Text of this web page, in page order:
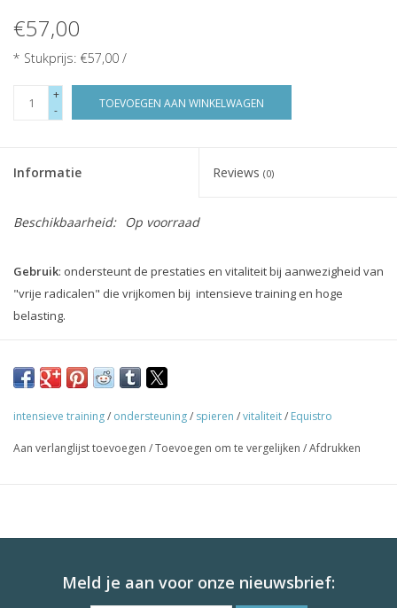
€57,00
* Stukprijs: €57,00 /
+
-
TOEVOEGEN AAN WINKELWAGEN
Informatie Reviews (0)
Beschikbaarheid: Op voorraad
Gebruik: ondersteunt de prestaties en vitaliteit bij aanwezigheid van
"vrije radicalen" die vrijkomen bij intensieve training en hoge
belasting.
1 kg bevat:vitamine C 150 000 mg, vitamine E 110 000 IE, DL-
25 mg.
– klein paard: ½ maatschep (= 10 g) per dag
intensieve training/ ondersteuning/ spieren /vitaliteit/ Equistro
Aan verlanglijst toevoegen /Toevoegen om te vergelijken /Afdrukken
Meld je aan voor onze nieuwsbrief: